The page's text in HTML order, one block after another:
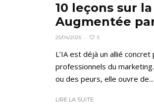
10 leçons sur
Augmentée
25/04/2025 · 5
L’IA est déjà un allié concret
professionnels du
ou des peurs, elle ouvre de...
LIRE LA SUITE